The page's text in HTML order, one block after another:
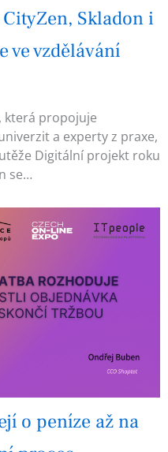
Skladon i
ve vzdělávání
která propojuje
a experty z praxe,
Digitální projekt roku
se…
o peníze až na